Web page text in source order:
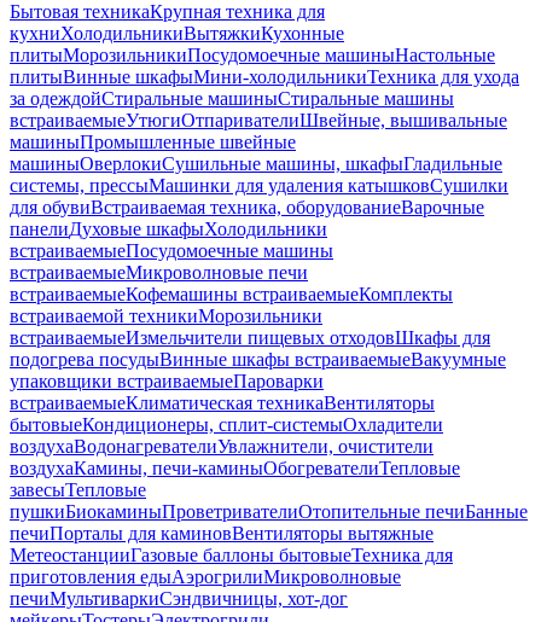
Бытовая техникаКрупная техника для
кухниХолодильникиВытяжкиКухонные
плитыМорозильникиПосудомоечные машиныНастольные
плитыВинные шкафыМини-холодильникиТехника для ухода
за одеждойСтиральные машиныСтиральные машины
встраиваемыеУтюгиОтпаривателиШвейные, вышивальные
машиныПромышленные швейные
машиныОверлокиСушильные машины, шкафыГладильные
системы, прессыМашинки для удаления катышковСушилки
для обувиВстраиваемая техника, оборудованиеВарочные
панелиДуховые шкафыХолодильники
встраиваемыеПосудомоечные машины
встраиваемыеМикроволновые печи
встраиваемыеКофемашины встраиваемыеКомплекты
встраиваемой техникиМорозильники
встраиваемыеИзмельчители пищевых отходовШкафы для
подогрева посудыВинные шкафы встраиваемыеВакуумные
упаковщики встраиваемыеПароварки
встраиваемыеКлиматическая техникаВентиляторы
бытовыеКондиционеры, сплит-системыОхладители
воздухаВодонагревателиУвлажнители, очистители
воздухаКамины, печи-каминыОбогревателиТепловые
завесыТепловые
пушкиБиокаминыПроветривателиОтопительные печиБанные
печиПорталы для каминовВентиляторы вытяжные
МетеостанцииГазовые баллоны бытовыеТехника для
приготовления едыАэрогрилиМикроволновые
печиМультиваркиСэндвичницы, хот-дог